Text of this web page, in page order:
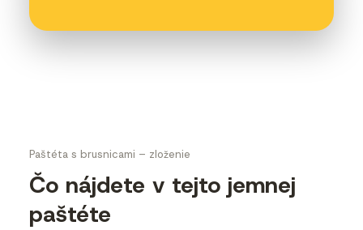
Paštéta s brusnicami – zloženie
Čo nájdete v tejto jemnej
paštéte